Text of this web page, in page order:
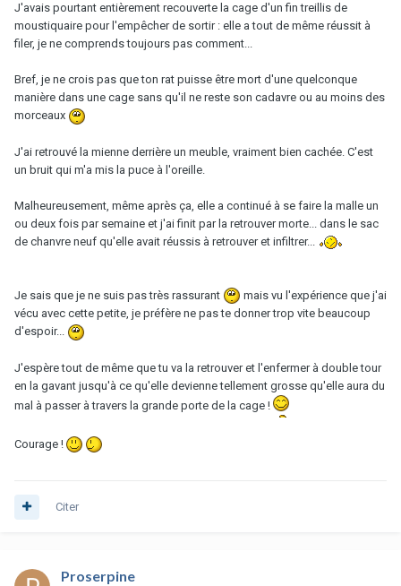
J'avais pourtant entièrement recouverte la cage d'un fin treillis de
moustiquaire pour l'empêcher de sortir : elle a tout de même réussit à
filer, je ne comprends toujours pas comment...
Bref, je ne crois pas que ton rat puisse être mort d'une quelconque
manière dans une cage sans qu'il ne reste son cadavre ou au moins des
morceaux
J'ai retrouvé la mienne derrière un meuble, vraiment bien cachée. C'est
un bruit qui m'a mis la puce à l'oreille.
Malheureusement, même après ça, elle a continué à se faire la malle un
ou deux fois par semaine et j'ai finit par la retrouver morte... dans le sac
de chanvre neuf qu'elle avait réussis à retrouver et infiltrer...
Je sais que je ne suis pas très rassurant
mais vu l'expérience que j'ai
vécu avec cette petite, je préfère ne pas te donner trop vite beaucoup
d'espoir...
J'espère tout de même que tu va la retrouver et l'enfermer à double tour
en la gavant jusqu'à ce qu'elle devienne tellement grosse qu'elle aura du
mal à passer à travers la grande porte de la cage !
Courage !
Citer
Proserpine